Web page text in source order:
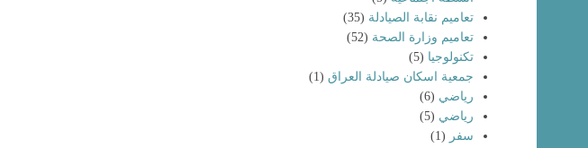
تعاميم نقابة الصيادلة (35)
تعاميم وزارة الصحة (52)
تكنولوجيا (5)
جمعية اسكان صيادلة العراق (1)
رياضي (6)
رياضي (5)
سفر (1)